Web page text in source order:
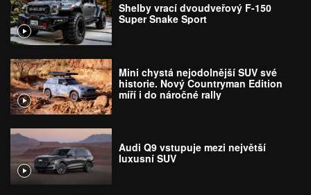
Shelby vrací dvoudveřový F-150
Super Snake Sport
Mini chystá nejodolnější SUV své
historie. Nový Countryman Edition
míří i do náročné rally
Audi Q9 vstupuje mezi největší
luxusní SUV